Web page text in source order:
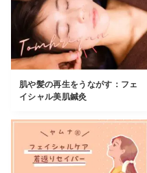
肌や髪の再生をうながす：フェ
イシャル美肌鍼灸